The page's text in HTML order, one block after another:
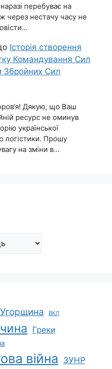
перебуває на
через нестачу часу не
Історія створення
Командування Сил
Збройних Сил
Дякую, що Ваш
ресурс не оминув
української
логістики. Прошу
на зміни в…
ВКЛ
Греки
війна ЗУНР